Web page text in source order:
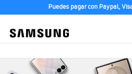
Puedes pagar con Paypal,